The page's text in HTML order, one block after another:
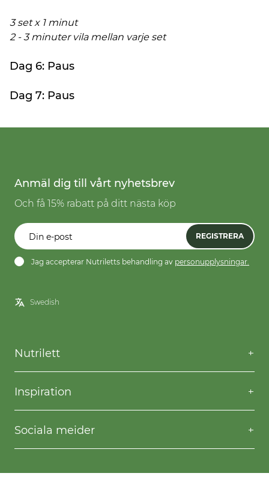
3 set x 1 minut
2 - 3 minuter vila mellan varje set
Dag 6: Paus
Dag 7: Paus
Anmäl dig till vårt nyhetsbrev
Och få 15% rabatt på ditt nästa köp
REGISTRERA
Jag accepterar Nutriletts behandling av personupplysningar.
Nutrilett
Kontakta oss
Frågor & svar
Frakt & returer
Köpvillkor
Inspiration
Willpower
Recept
Gå ner i vikt
Sociala meider
Facebook